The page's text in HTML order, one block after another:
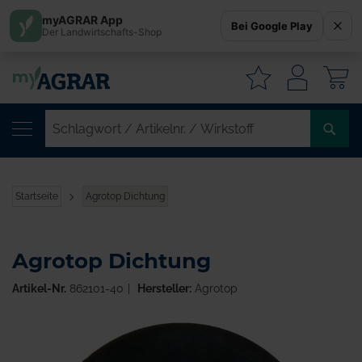
Startseite Agrotop Dichtung
Agrotop Dichtung
Artikel-Nr. 862101-40 Hersteller:Agrotop
myAGRAR App
Der Landwirtschafts-Shop Bei Google Play